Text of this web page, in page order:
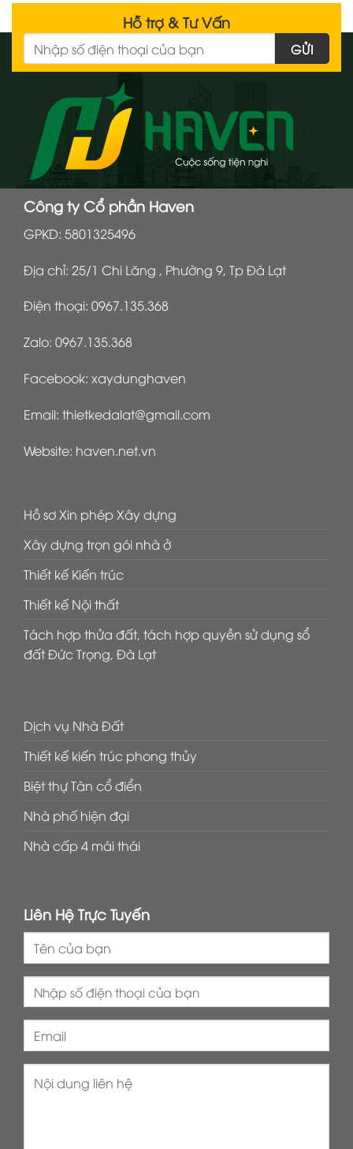
Hỗ trợ & Tư Vấn
Công ty Cổ phần Haven
GPKD: 5801325496
Địa chỉ: 25/1 Chi Lăng , Phường 9, Tp Đà Lạt
Điện thoại: 0967.135.368
Zalo: 0967.135.368
Facebook: xaydunghaven
Email: thietkedalat@gmail.com
Website: haven.net.vn
Hồ sơ Xin phép Xây dựng
Xây dựng trọn gói nhà ở
Thiết kế Kiến trúc
Thiết kế Nội thất
Tách hợp thửa đất, tách hợp quyền sử dụng sổ
đất Đức Trọng, Đà Lạt
Dịch vụ Nhà Đất
Thiết kế kiến trúc phong thủy
Biệt thự Tân cổ điển
Nhà phố hiện đại
Nhà cấp 4 mái thái
Liên Hệ Trực Tuyến